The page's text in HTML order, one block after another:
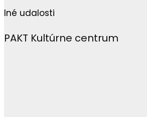
Iné udalosti
PAKT Kultúrne centrum